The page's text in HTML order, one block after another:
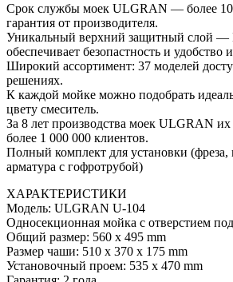
Срок службы моек ULGRAN — более
гарантия от производителя.
Уникальный верхний защитный слой —
обеспечивает безопастность и удобство
Широкий ассортимент: 37 моделей
решениях.
К каждой мойке можно подобрать
цвету смеситель.
За 8 лет производства моек ULGRAN их
более 1 000 000 клиентов.
Полный комплект для установки (фреза,
арматура с гофротрубой)
ХАРАКТЕРИСТИКИ
Модель: ULGRAN U-104
Односекционная мойка с отверстием
Общий размер: 560 х 495 mm
Размер чаши: 510 х 370 х 175 mm
Установочный проем: 535 х 470 mm